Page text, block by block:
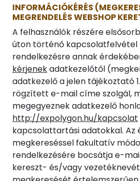
INFORMÁCIÓKÉRÉS
MEGRENDELÉS WEBSHOP
A felhasználók részére
úton történő
rendelkezésre annak
kérjenekadatkezelőtől
adatkezelő a jelen tájékoztató
rögzített e-mail címe szolgál,
megegyeznek adatkezelő
http://expolygon.hu/kapcsolat
kapcsolattartási adatokkal. Az
megkereséssel fakultatív
rendelkezésére bocsátja e-
kereszt- és/vagy